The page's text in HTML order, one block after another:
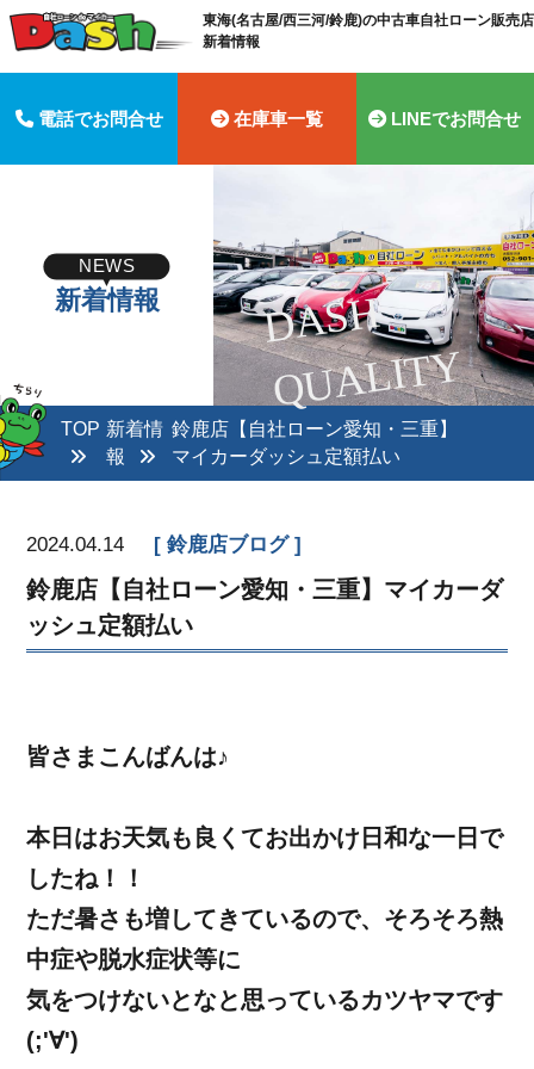
東海(名古屋/西三河/鈴鹿)の中古車自社ローン販売
新着情報
電話でお問合せ 在庫車一覧 LINEでお問合せ
D
A
S
H
Q
U
A
LI
T
Y
NEWS
新着情報
TOP 新着情
報
鈴鹿店【自社ローン愛知・三重】
マイカーダッシュ定額払い
2024.04.14 鈴鹿店ブログ
鈴鹿店【自社ローン愛知・三重】マイカーダ
ッシュ定額払い
皆さまこんばんは♪
本日はお天気も良くてお出かけ日和な一日で
したね！！
ただ暑さも増してきているので、そろそろ熱
中症や脱水症状等に
気をつけないとなと思っているカツヤマです
(;'∀')